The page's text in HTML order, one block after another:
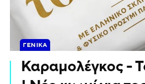
ΓΕΝΙΚΆ
Καραμολέγκος -